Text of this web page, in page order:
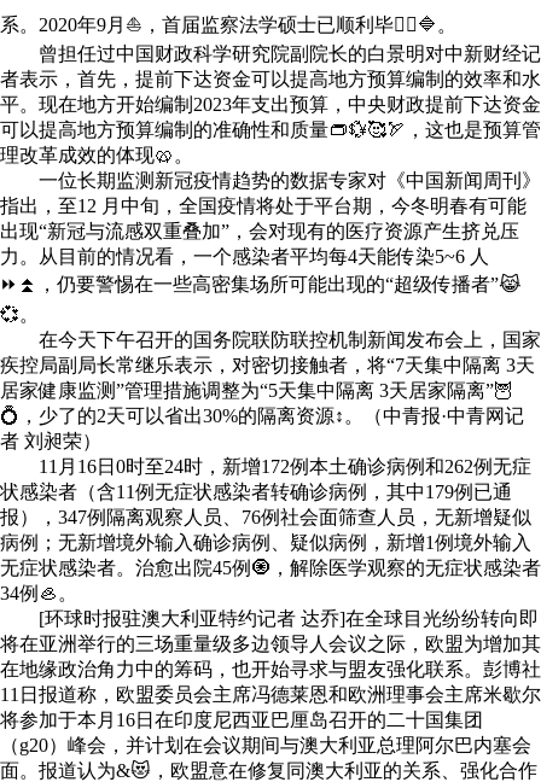
系。2020年9月⛵，首届监察法学硕士已顺利毕业⃣🔷。
曾担任过中国财政科学研究院副院长的白景明对中新财经记
者表示，首先，提前下达资金可以提高地方预算编制的效率和水
平。现在地方开始编制2023年支出预算，中央财政提前下达资金
可以提高地方预算编制的准确性和质量👝💱🥰🏹，这也是预算管
理改革成效的体现🥨。
一位长期监测新冠疫情趋势的数据专家对《中国新闻周刊》
指出，至12 月中旬，全国疫情将处于平台期，今冬明春有可能
出现“新冠与流感双重叠加”，会对现有的医疗资源产生挤兑压
力。从目前的情况看，一个感染者平均每4天能传染5~6 人
⏩⏫，仍要警惕在一些高密集场所可能出现的“超级传播者”😹
💞。
在今天下午召开的国务院联防联控机制新闻发布会上，国家
疾控局副局长常继乐表示，对密切接触者，将“7天集中隔离 3天
居家健康监测”管理措施调整为“5天集中隔离 3天居家隔离”🦉
💍，少了的2天可以省出30%的隔离资源↕。（中青报·中青网记
者 刘昶荣）
11月16日0时至24时，新增172例本土确诊病例和262例无症
状感染者（含11例无症状感染者转确诊病例，其中179例已通
报），347例隔离观察人员、76例社会面筛查人员，无新增疑似
病例；无新增境外输入确诊病例、疑似病例，新增1例境外输入
无症状感染者。治愈出院45例🧿，解除医学观察的无症状感染者
34例🦪。
[环球时报驻澳大利亚特约记者 达乔]在全球目光纷纷转向即
将在亚洲举行的三场重量级多边领导人会议之际，欧盟为增加其
在地缘政治角力中的筹码，也开始寻求与盟友强化联系。彭博社
11日报道称，欧盟委员会主席冯德莱恩和欧洲理事会主席米歇尔
将参加于本月16日在印度尼西亚巴厘岛召开的二十国集团
（g20）峰会，并计划在会议期间与澳大利亚总理阿尔巴内塞会
面。报道认为&😻，欧盟意在修复同澳大利亚的关系、强化合作